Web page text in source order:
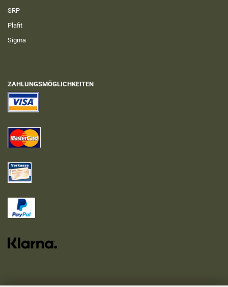
SRP
Plafit
Sigma
ZAHLUNGSMÖGLICHKEITEN